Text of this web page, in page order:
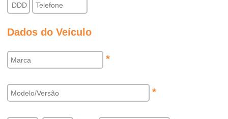
Dados do Veículo
*
*